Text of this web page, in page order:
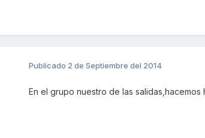
Publicado 2 de Septiembre del 2014
En el grupo nuestro de las salidas,hacemos